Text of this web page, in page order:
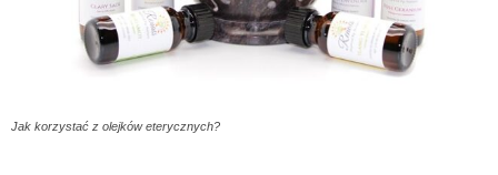
Jak korzystać z olejków eterycznych?